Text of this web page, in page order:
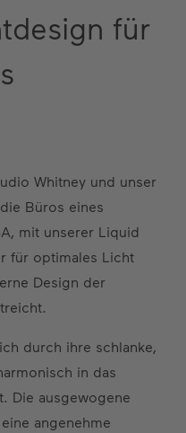
für
Whitney und unser
Büros eines
mit unserer Liquid
für optimales Licht
Design der
durch ihre schlanke,
in das
Die ausgewogene
angenehme